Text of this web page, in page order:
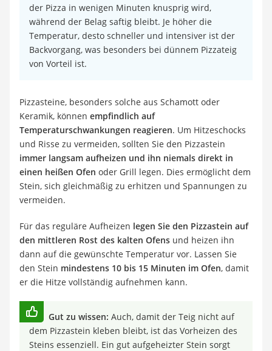
der Pizza in wenigen Minuten knusprig wird,
während der Belag saftig bleibt. Je höher die
Temperatur, desto schneller und intensiver ist der
Backvorgang, was besonders bei dünnem Pizzateig
von Vorteil ist.
Pizzasteine, besonders solche aus Schamott oder
Keramik, können empfindlich auf
Temperaturschwankungen reagieren. Um Hitzeschocks
und Risse zu vermeiden, sollten Sie den Pizzastein
immer langsam aufheizen und ihn niemals direkt in
einen heißen Ofen oder Grill legen. Dies ermöglicht dem
Stein, sich gleichmäßig zu erhitzen und Spannungen zu
vermeiden.
Für das reguläre Aufheizen legen Sie den Pizzastein auf
den mittleren Rost des kalten Ofens und heizen ihn
dann auf die gewünschte Temperatur vor. Lassen Sie
den Stein mindestens 10 bis 15 Minuten im Ofen, damit
er die Hitze vollständig aufnehmen kann.
Gut zu wissen: Auch, damit der Teig nicht auf
dem Pizzastein kleben bleibt, ist das Vorheizen des
Steins essenziell. Ein gut aufgeheizter Stein sorgt